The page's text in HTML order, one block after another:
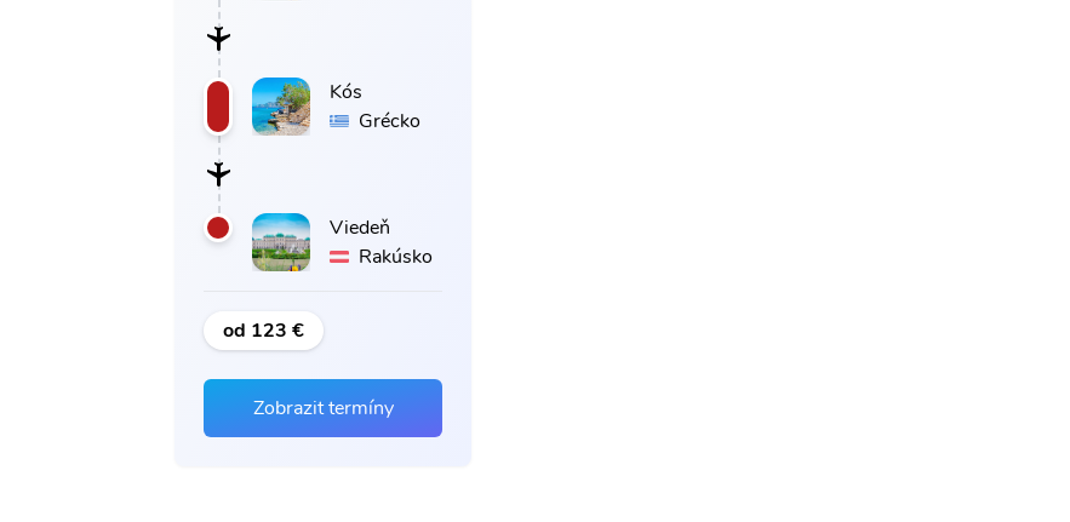
Kós
Grécko
Viedeň
Rakúsko
od 123 €
Zobrazit termíny